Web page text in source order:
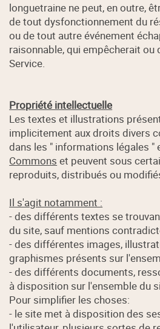
longuetraine ne peut, en outre,
de tout dysfonctionnement du
ou de tout autre événement
raisonnable, qui empêcherait ou
Service.
Propriété intellectuelle
Les textes et illustrations
implicitement aux droits divers
dans les " informations légales "
Commons et peuvent sous
reproduits, distribués ou
Il s'agit notamment :
- des différents textes se
du site, sauf mentions
- des différentes images,
graphismes présents sur
- des différents documents,
à disposition sur l'ensemble du
Pour simplifier les choses:
- le site met à disposition des